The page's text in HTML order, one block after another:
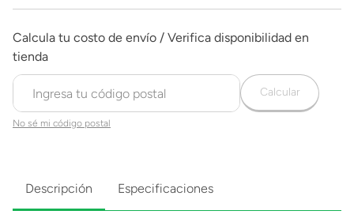
No sé mi código postal
Calcular
Descripción Especificaciones